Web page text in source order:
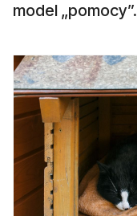
model „pomocy”.